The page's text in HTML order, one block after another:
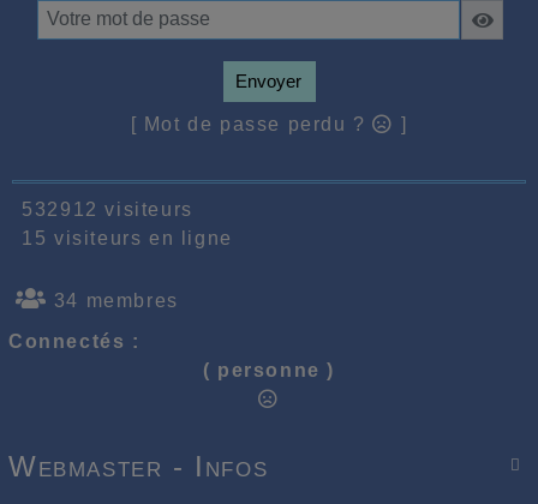
Envoyer
[ Mot de passe perdu ? ]
532912 visiteurs
15 visiteurs en ligne
34 membres
Connectés :
( personne )

Webmaster - Infos